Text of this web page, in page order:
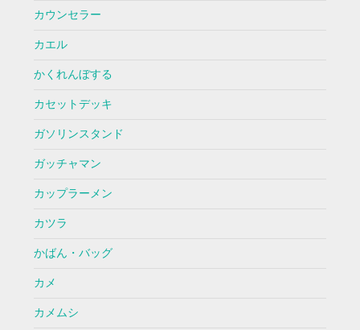
カウンセラー
カエル
かくれんぼする
カセットデッキ
ガソリンスタンド
ガッチャマン
カップラーメン
カツラ
かばん・バッグ
カメ
カメムシ